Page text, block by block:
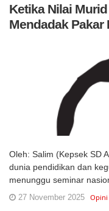
Ketika Nilai
Mendadak Pakar
Oleh: Salim (Kepsek SD
dunia pendidikan dan
menunggu seminar
27 November 2025 Opini